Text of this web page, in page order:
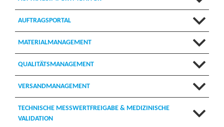
AUFTRAGSPORTAL
MATERIALMANAGEMENT
QUALITÄTSMANAGEMENT
VERSANDMANAGEMENT
TECHNISCHE MESSWERTFREIGABE & MEDIZINISCHE
VALIDATION